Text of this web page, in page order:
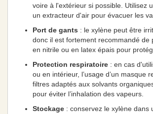
voire à l'extérieur si possible. Utilisez
un extracteur d'air pour évacuer les
Port de gants : le xylène peut être
donc il est fortement recommandé de
en nitrile ou en latex épais pour
Protection respiratoire : en cas
ou en intérieur, l’usage d’un masque
filtres adaptés aux solvants
pour éviter l’inhalation des vapeurs.
Stockage : conservez le xylène dans